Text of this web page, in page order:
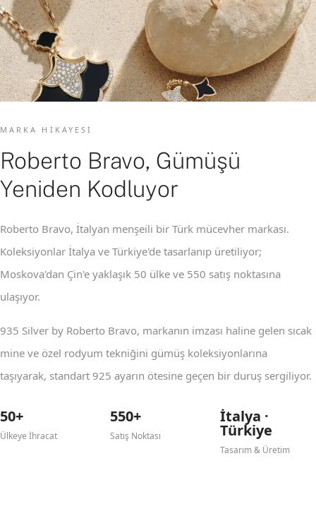
MARKA HIKAYESI
Roberto Bravo, Gümüşü
Yeniden Kodluyor
Roberto Bravo, İtalyan menşeili bir Türk mücevher markası.
Koleksiyonlar İtalya ve Türkiye'de tasarlanıp üretiliyor;
Moskova'dan Çin'e yaklaşık 50 ülke ve 550 satış noktasına
ulaşıyor.
935 Silver by Roberto Bravo, markanın imzası haline gelen sıcak
mine ve özel rodyum tekniğini gümüş koleksiyonlarına
taşıyarak, standart 925 ayarın ötesine geçen bir duruş sergiliyor.
50+
Ülkeye İhracat
550+
Satış Noktası
İtalya ·
Türkiye
Tasarım & Üretim